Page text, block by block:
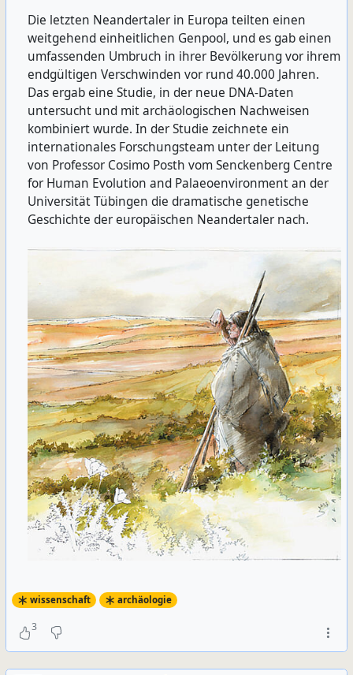
Die letzten Neandertaler in Europa teilten einen
weitgehend einheitlichen Genpool, und es gab einen
umfassenden Umbruch in ihrer Bevölkerung vor ihrem
endgültigen Verschwinden vor rund 40.000 Jahren.
Das ergab eine Studie, in der neue DNA-Daten
untersucht und mit archäologischen Nachweisen
kombiniert wurde. In der Studie zeichnete ein
internationales Forschungsteam unter der Leitung
von Professor Cosimo Posth vom Senckenberg Centre
for Human Evolution and Palaeoenvironment an der
Universität Tübingen die dramatische genetische
Geschichte der europäischen Neandertaler nach.
wissenschaft archäologie
3